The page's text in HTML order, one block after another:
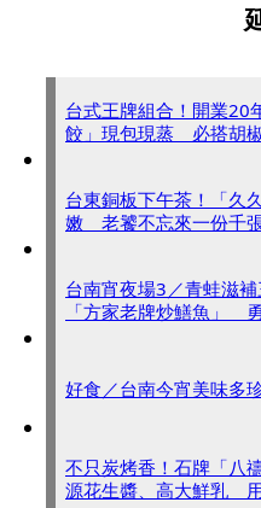
台式王牌組合！開業20
餃」現包現蒸 必搭胡
台東銅板下午茶！「久
嫩 老饕不忘來一份千
台南宵夜場3／青蛙滋
「方家老牌炒鱔魚」
好食／台南今宵美味多
不只炭烤香！石牌「八
源花生醬、高大鮮乳